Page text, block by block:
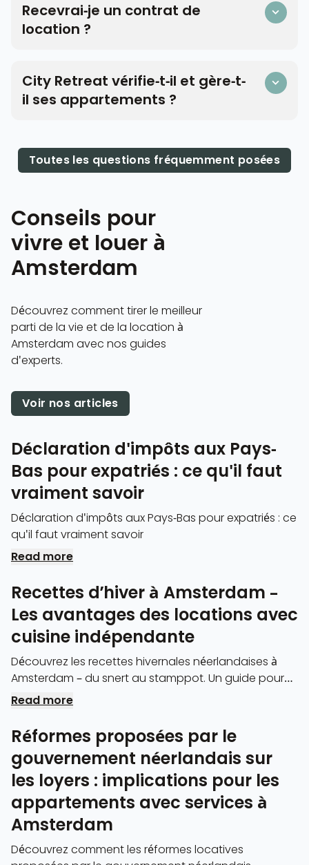
Recevrai-je un contrat de
location ?
City Retreat vérifie-t-il et gère-t-
il ses appartements ?
Toutes les questions fréquemment posées
Conseils pour
vivre et louer à
Amsterdam
Découvrez comment tirer le meilleur
parti de la vie et de la location à
Amsterdam avec nos guides
d'experts.
Voir nos articles
Déclaration d'impôts aux Pays-
Bas pour expatriés : ce qu'il faut
vraiment savoir
Déclaration d'impôts aux Pays-Bas pour expatriés : ce
qu'il faut vraiment savoir
Read more
Recettes d’hiver à Amsterdam –
Les avantages des locations avec
cuisine indépendante
Découvrez les recettes hivernales néerlandaises à
Amsterdam – du snert au stamppot. Un guide pour
les expatriés sur les traditions, les meilleurs endroits
appartements avec services.
Read more
Réformes proposées par le
gouvernement néerlandais sur
les loyers : implications pour les
appartements avec services à
Amsterdam
Découvrez comment les réformes locatives